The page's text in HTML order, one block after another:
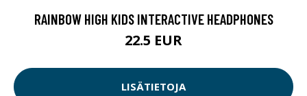
RAINBOW HIGH KIDS INTERACTIVE HEADPHONES
22.5 EUR
LISÄTIETOJA